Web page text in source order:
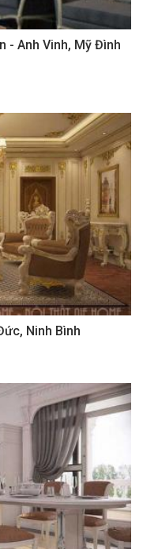
- Anh Vinh, Mỹ Đình
Ninh Bình